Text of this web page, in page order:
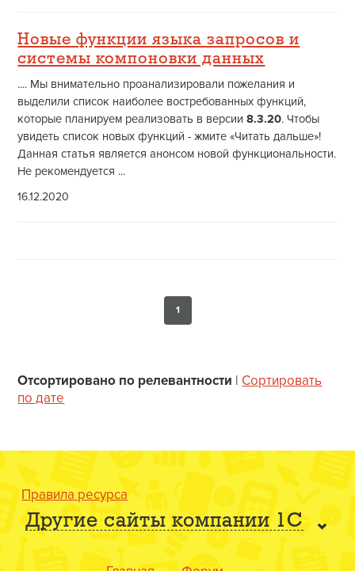
Новые функции языка запросов и
системы компоновки данных
.... Мы внимательно проанализировали пожелания и
выделили список наиболее востребованных функций,
которые планируем реализовать в версии8.3.20. Чтобы
увидеть список новых функций - жмите «Читать дальше»!
Данная статья является анонсом новой функциональности.
Не рекомендуется ...
16.12.2020
1
Отсортировано по релевантности | Сортировать
по дате
Правила ресурса
Другие сайты компании 1С